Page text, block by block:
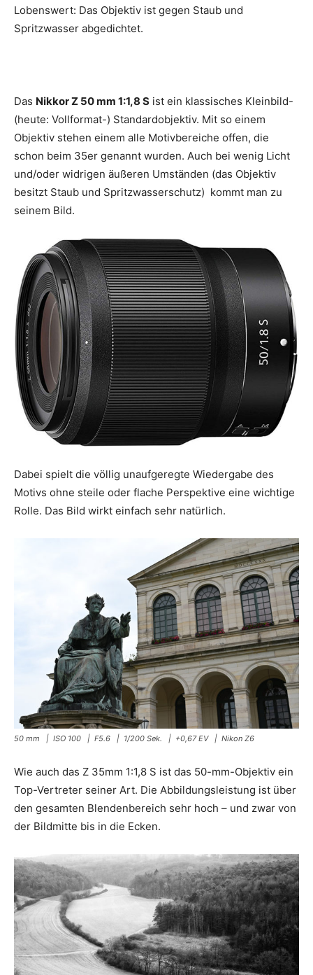
Lobenswert: Das Objektiv ist gegen Staub und
Spritzwasser abgedichtet.
Das Nikkor Z 50 mm 1:1,8 S ist ein klassisches Kleinbild-
(heute: Vollformat-) Standardobjektiv. Mit so einem
Objektiv stehen einem alle Motivbereiche offen, die
schon beim 35er genannt wurden. Auch bei wenig Licht
und/oder widrigen äußeren Umständen (das Objektiv
besitzt Staub und Spritzwasserschutz) kommt man zu
seinem Bild.
Dabei spielt die völlig unaufgeregte Wiedergabe des
Motivs ohne steile oder flache Perspektive eine wichtige
Rolle. Das Bild wirkt einfach sehr natürlich.
50 mm | ISO 100 | F5.6 | 1/200 Sek. | +0,67 EV | Nikon Z6
Wie auch das Z 35mm 1:1,8 S ist das 50-mm-Objektiv ein
Top-Vertreter seiner Art. Die Abbildungsleistung ist über
den gesamten Blendenbereich sehr hoch – und zwar von
der Bildmitte bis in die Ecken.